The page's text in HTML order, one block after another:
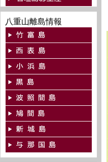
八重山離島情報